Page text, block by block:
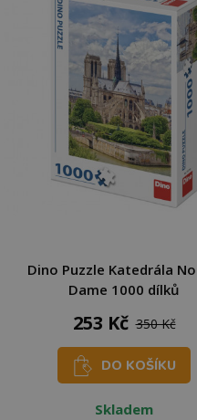
Dino Puzzle Katedrála
Dame 1000 dílků
253 Kč 350 Kč
DO KOŠÍKU
Skladem